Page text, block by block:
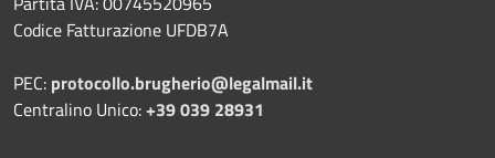
Codice Fatturazione UFDB7A
PEC: protocollo.brugherio@legalmail.it
Centralino Unico:+39 039 28931